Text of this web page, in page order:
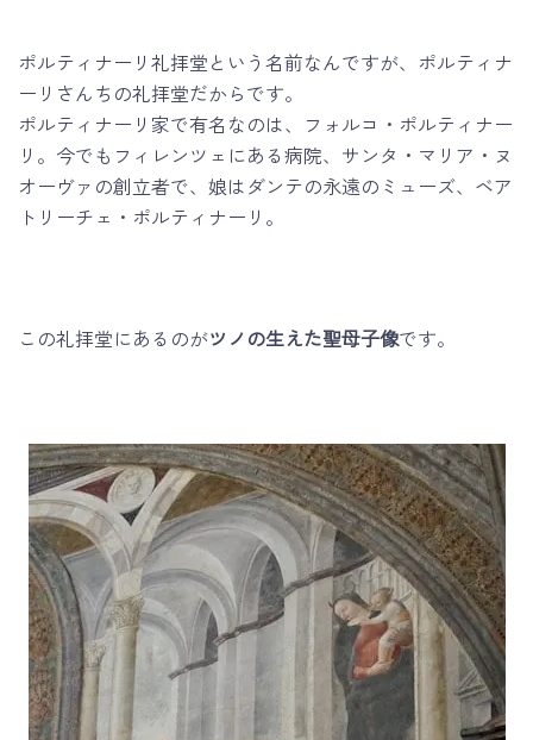
ポルティナーリ礼拝堂という名前なんですが、ポルティナ
ーリさんちの礼拝堂だからです。
ポルティナーリ家で有名なのは、フォルコ・ポルティナー
リ。今でもフィレンツェにある病院、サンタ・マリア・ヌ
オーヴァの創立者で、娘はダンテの永遠のミューズ、ベア
トリーチェ・ポルティナーリ。
この礼拝堂にあるのがツノの生えた聖母子像です。